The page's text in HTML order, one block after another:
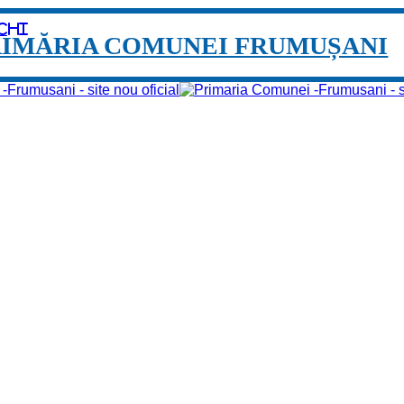
COMUNEI FRUMUȘANI